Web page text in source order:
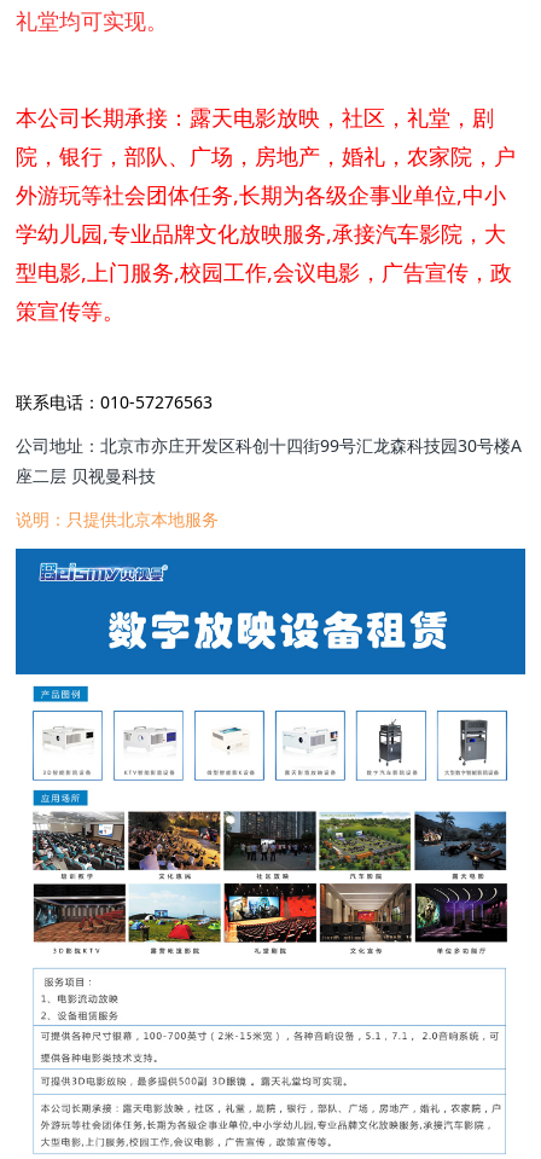
礼堂均可实现。
本公司长期承接：露天电影放映，社区，礼堂，剧
院，银行，部队、广场，房地产，婚礼，农家院，户
外游玩等社会团体任务,长期为各级企事业单位,中小
学幼儿园,专业品牌文化放映服务,承接汽车影院，大
型电影,上门服务,校园工作,会议电影，广告宣传，政
策宣传等。
联系电话：010-57276563
公司地址：北京市亦庄开发区科创十四街99号汇龙森科技园30号楼A
座二层 贝视曼科技
说明：只提供北京本地服务